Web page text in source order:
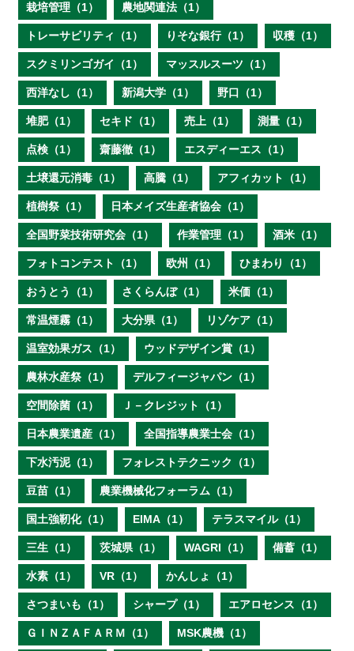
栽培管理（1） 農地関連法（1）
トレーサビリティ（1） りそな銀行（1） 収穫（1）
スクミリンゴガイ（1） マッスルスーツ（1）
西洋なし（1） 新潟大学（1） 野口（1）
堆肥（1） セキド（1） 売上（1） 測量（1）
点検（1） 齋藤徹（1） エスディーエス（1）
土壌還元消毒（1） 高騰（1） アフィカット（1）
植樹祭（1） 日本メイズ生産者協会（1）
全国野菜技術研究会（1） 作業管理（1） 酒米（1）
フォトコンテスト（1） 欧州（1） ひまわり（1）
おうとう（1） さくらんぼ（1） 米価（1）
常温煙霧（1） 大分県（1） リゾケア（1）
温室効果ガス（1） ウッドデザイン賞（1）
農林水産祭（1） デルフィージャパン（1）
空間除菌（1） Ｊ－クレジット（1）
日本農業遺産（1） 全国指導農業士会（1）
下水汚泥（1） フォレストテクニック（1）
豆苗（1） 農業機械化フォーラム（1）
国土強靭化（1） EIMA（1） テラスマイル（1）
三生（1） 茨城県（1） WAGRI（1） 備蓄（1）
水素（1） VR（1） かんしょ（1）
さつまいも（1） シャープ（1） エアロセンス（1）
ＧＩＮＺＡＦＡＲＭ（1） MSK農機（1）